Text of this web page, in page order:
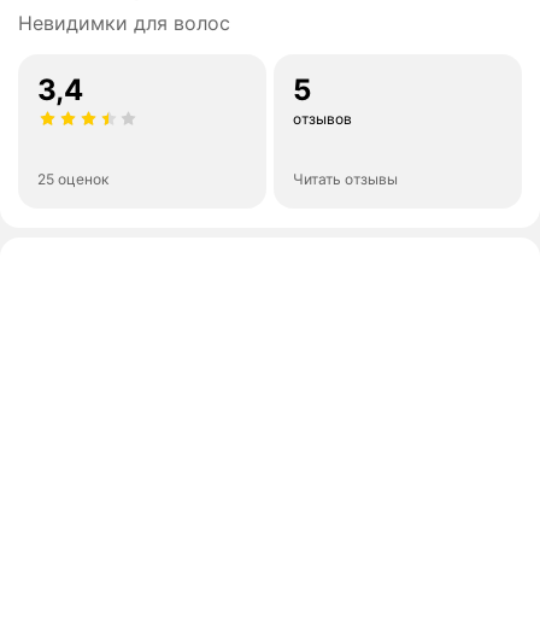
Невидимки для волос
3,4
25 оценок
5
отзывов
Читать отзывы